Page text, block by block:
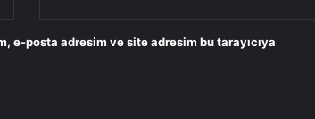
e-posta adresim ve site adresim bu tarayıcıya